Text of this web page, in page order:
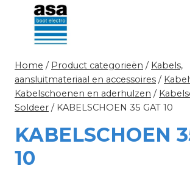
Doorgaan
inhoud
Home / Product categorieën / Kabels,
aansluitmateriaal en accessoires /
Kabelschoenen en aderhulzen /
Soldeer / KABELSCHOEN 35 GAT 10
KABELSCHOEN
10